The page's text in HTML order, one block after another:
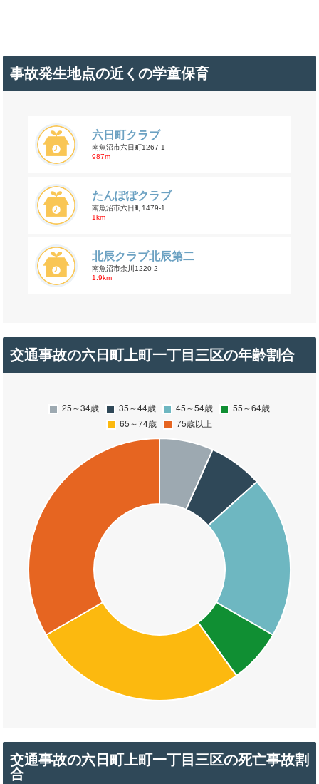
事故発生地点の近くの学童保育
六日町クラブ
南魚沼市六日町1267-1
987m
たんぽぽクラブ
南魚沼市六日町1479-1
1km
北辰クラブ北辰第二
南魚沼市余川1220-2
1.9km
交通事故の六日町上町一丁目三区の年齢割合
交通事故の六日町上町一丁目三区の死亡事故割
合